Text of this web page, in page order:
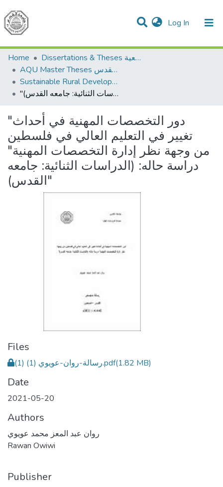
Log In (current)
Communities & Collections
All of DSpace
Home
Dissertations & Theses الرسائل الجامعية
AQU Master Theses الرسائل الجامعية الخاصة بجامعة القدس
Sustainable Rural Development التنمية الريفية المستدامة
"دور التخصصات المهنية في أحداث تغيير في التعليم العالي في فلسطين من وجهة نظر إدارة التخصصات المهنية" دراسة حاله: (الدراسات الثنائية: جامعه القدس)"
"دور التخصصات المهنية في أحداث
تغيير في التعليم العالي في فلسطين
من وجهة نظر إدارة التخصصات المهنية"
دراسة حاله: (الدراسات الثنائية: جامعه
القدس)"
Files
رسالة-روان-عويوي (1) (1).pdf(1.82 MB)
Date
2021-05-20
Authors
روان عبد المعز محمد عويوي
Rawan Owiwi
Publisher